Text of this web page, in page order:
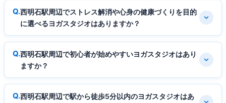
西明石駅周辺でストレス解消や心身の健康づくりを目的
に選べるヨガスタジオはありますか？
西明石駅周辺で初心者が始めやすいヨガスタジオはあり
ますか？
西明石駅周辺で駅から徒歩5分以内のヨガスタジオはあ